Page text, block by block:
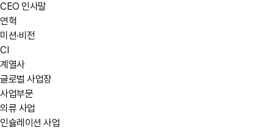
CEO 인사말
연혁
미션·비전
CI
계열사
글로벌 사업장
사업부문
의류 사업
인슐레이션 사업